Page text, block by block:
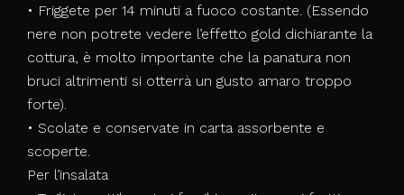
• Friggete per 14 minuti a fuoco costante. (Essendo
nere non potrete vedere l’effetto gold dichiarante la
cottura, è molto importante che la panatura non
bruci altrimenti si otterrà un gusto amaro troppo
forte).
• Scolate e conservate in carta assorbente e
scoperte.
Per l’insalata